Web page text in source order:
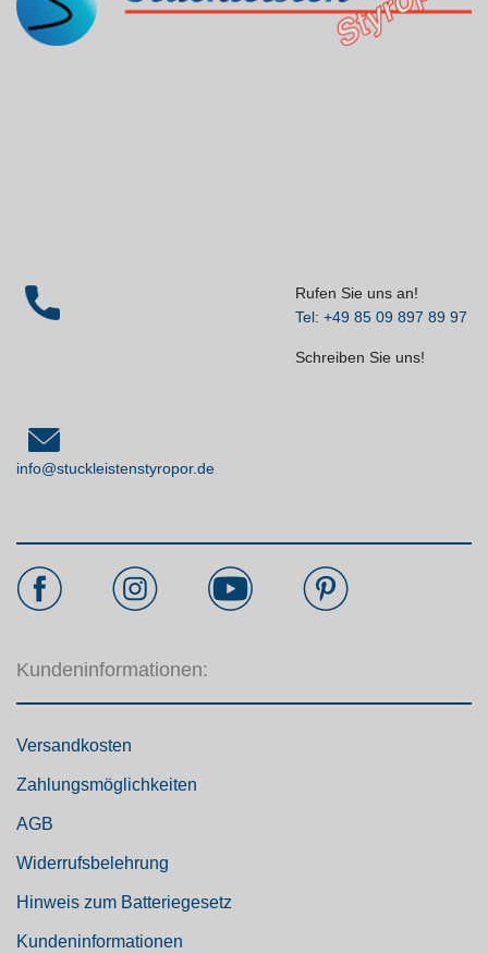
Rufen Sie uns an!
Tel: +49 85 09 897 89 97
Schreiben Sie uns!
info@stuckleistenstyropor.de
Kundeninformationen:
Versandkosten
Zahlungsmöglichkeiten
AGB
Widerrufsbelehrung
Hinweis zum Batteriegesetz
Kundeninformationen